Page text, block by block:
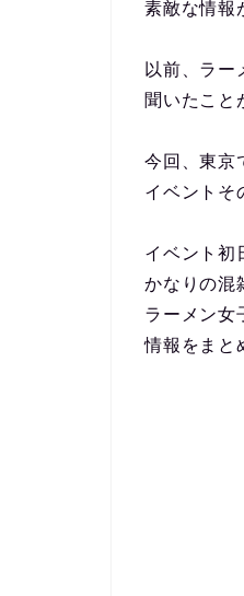
素敵な情報
以前、ラー
聞いたこと
今回、東京
イベントそ
イベント初
かなりの混
ラーメン女
情報をまと